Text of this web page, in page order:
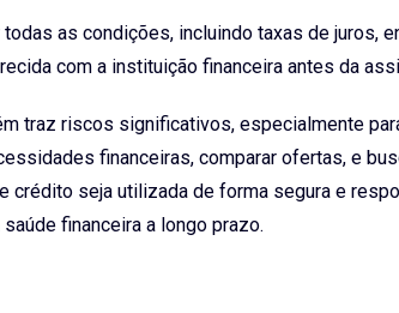
as condições, incluindo taxas de juros,
com a instituição financeira antes da
traz riscos significativos, especialmente
financeiras, comparar ofertas, e
crédito seja utilizada de forma segura e
financeira a longo prazo.